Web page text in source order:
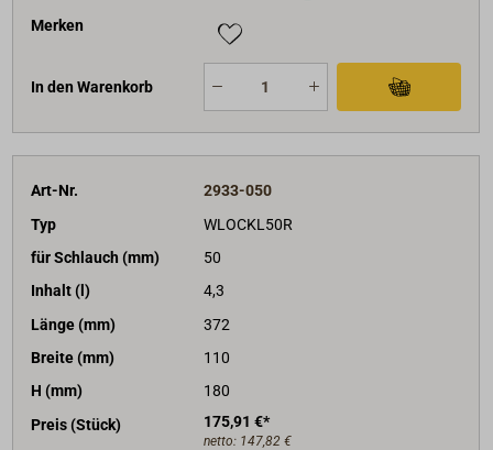
Merken
In den Warenkorb
Art-Nr.
2933-050
Typ
WLOCKL50R
für Schlauch (mm)
50
Inhalt (l)
4,3
Länge (mm)
372
Breite (mm)
110
H (mm)
180
Preis (Stück)
175,91 €*
netto: 147,82 €